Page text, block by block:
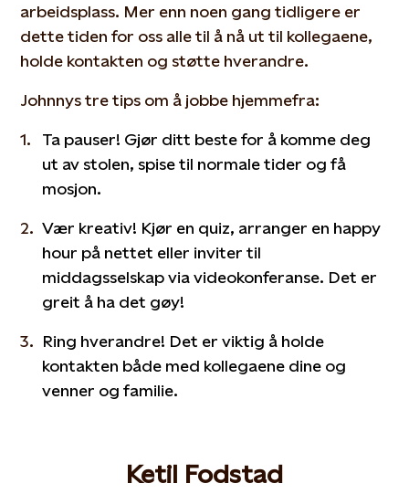
arbeidsplass. Mer enn noen gang tidligere er
dette tiden for oss alle til å nå ut til kollegaene,
holde kontakten og støtte hverandre.
Johnnys tre tips om å jobbe hjemmefra:
Ta pauser! Gjør ditt beste for å komme deg
ut av stolen, spise til normale tider og få
mosjon.
Vær kreativ! Kjør en quiz, arranger en happy
hour på nettet eller inviter til
middagsselskap via videokonferanse. Det er
greit å ha det gøy!
Ring hverandre! Det er viktig å holde
kontakten både med kollegaene dine og
venner og familie.
Ketil Fodstad